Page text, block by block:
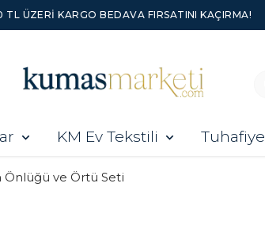
TL ÜZERI KARGO BEDAVA FIRSATINI KAÇIRMA!
KM Ev Tekstili Tuhafiye
Önlüğü ve Örtü Seti